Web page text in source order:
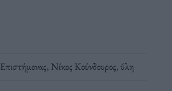
Επιστήμονας, Νίκος Κούνδουρος,ύλη